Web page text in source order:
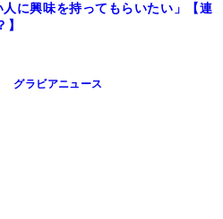
に興味を持ってもらいたい」【連
グラビアニュース